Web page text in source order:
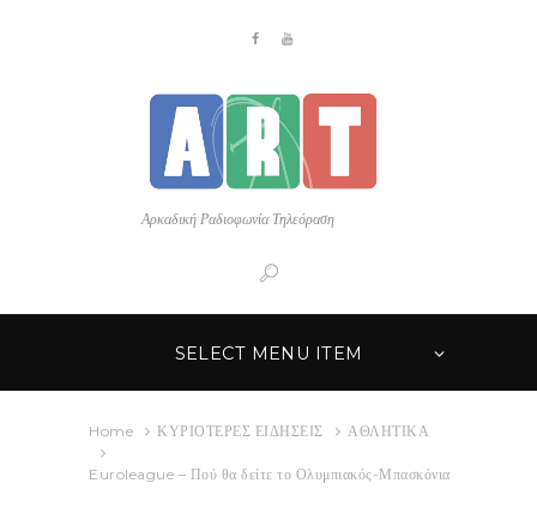
Αρκαδική Ραδιοφωνία Τηλεόραση
SELECT MENU ITEM
Home ΚΥΡΙΟΤΕΡΕΣ ΕΙΔΗΣΕΙΣ ΑΘΛΗΤΙΚΑ
Euroleague – Πού θα δείτε το Ολυμπιακός-Μπασκόνια